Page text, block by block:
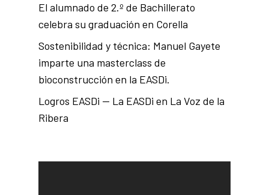
El alumnado de 2.º de Bachillerato
celebra su graduación en Corella
Sostenibilidad y técnica: Manuel Gayete
imparte una masterclass de
bioconstrucción en la EASDi.
Logros EASDi — La EASDi en La Voz de la
Ribera